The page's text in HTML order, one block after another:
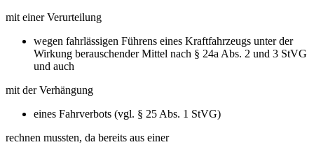
mit einer Verurteilung
wegen fahrlässigen Führens eines Kraftfahrzeugs unter der
Wirkung berauschender Mittel nach § 24a Abs. 2 und 3 StVG
und auch
mit der Verhängung
eines Fahrverbots (vgl. § 25 Abs. 1 StVG)
rechnen mussten, da bereits aus einer